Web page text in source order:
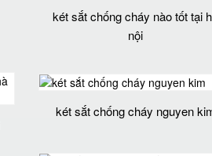
két sắt chống cháy nào tốt tại
nội
két sắt chống cháy nguyen